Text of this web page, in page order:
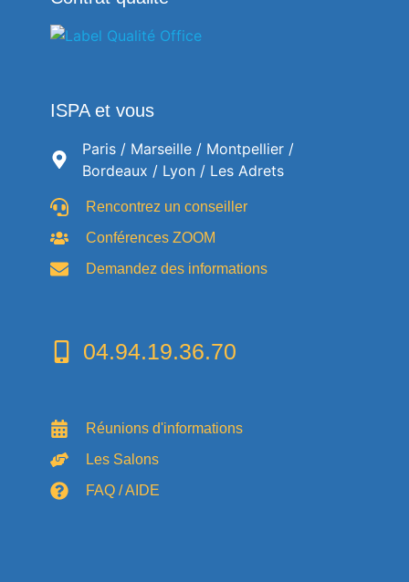
ISPA et vous
Paris / Marseille / Montpellier /
Bordeaux / Lyon / Les Adrets
Rencontrez un conseiller
Conférences ZOOM
Demandez des informations
04.94.19.36.70
Réunions d'informations
Les Salons
FAQ / AIDE